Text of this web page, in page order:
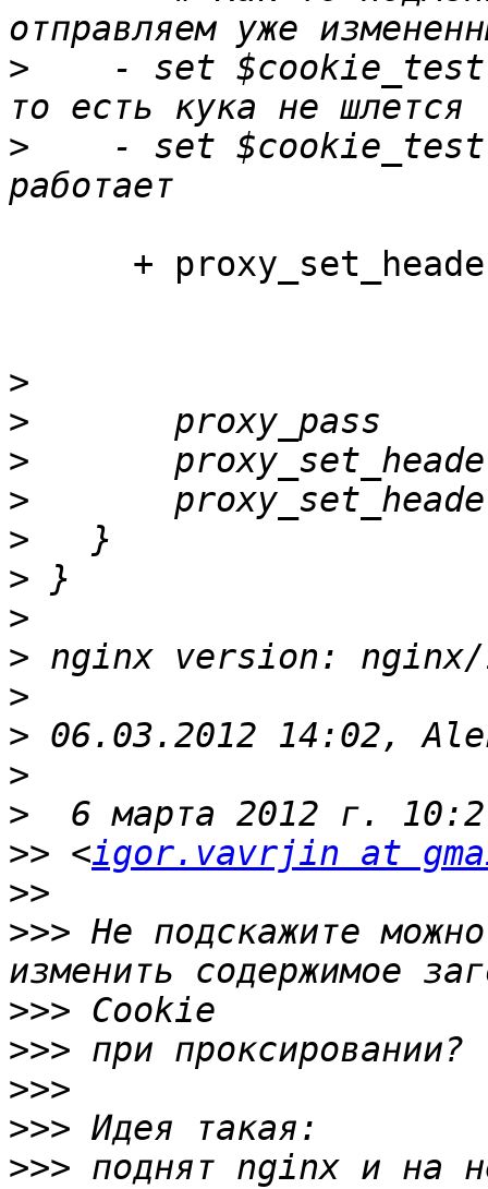
>
- set
>
- set
>
>
>
>
>
>
>
>
>
>
>
>
>> <igor.vavrjin at
>>
>>> Не подскажите
>>>
>>>
>>>
>>>
>>> поднят nginx и на